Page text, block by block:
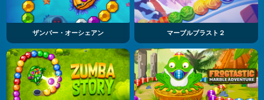
ザンバー・オーシェアン マーブルブラスト２